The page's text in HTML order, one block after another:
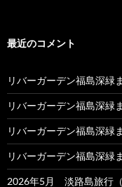
最近のコメント
リバーガーデン福島深緑
リバーガーデン福島深緑
リバーガーデン福島深緑
リバーガーデン福島深緑
2026年5月 淡路島旅行（